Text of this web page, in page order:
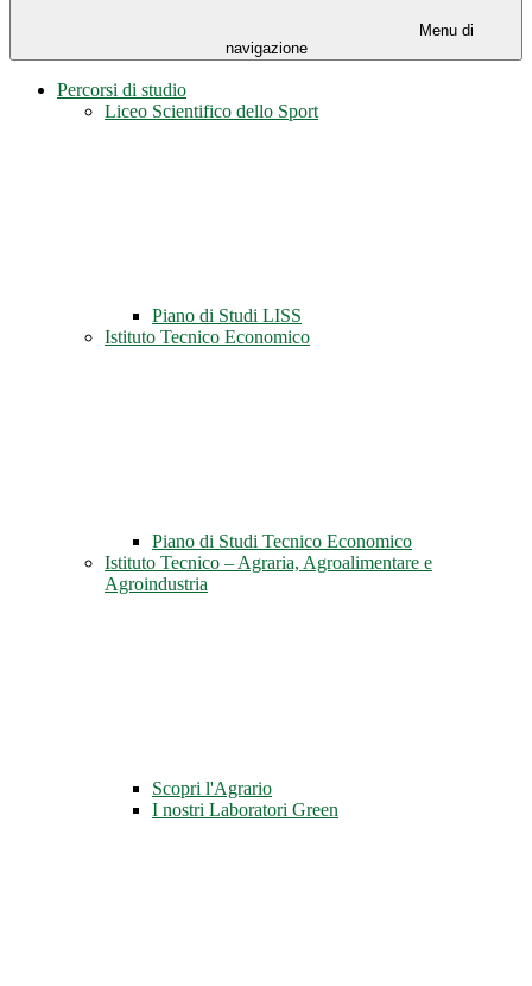
Menu di
navigazione
Percorsi di studio
Liceo Scientifico dello Sport
Piano di Studi LISS
Istituto Tecnico Economico
Piano di Studi Tecnico Economico
Istituto Tecnico – Agraria, Agroalimentare e
Agroindustria
Scopri l'Agrario
I nostri Laboratori Green